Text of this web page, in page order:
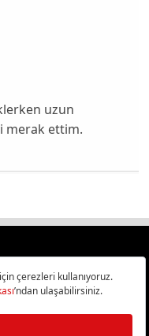
uzun
merak ettim.
Online’da!